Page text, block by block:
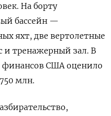
На борту
бассейн —
яхт, две вертолетные
тренажерный зал. В
финансов США оценило
млн.